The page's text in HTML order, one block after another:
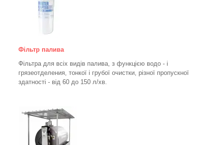
Фільтр палива
Фільтра для всіх видів палива, з функцією водо - і
грязеотделения, тонкої і грубої очистки, різної пропускної
здатності - від 60 до 150 л/хв